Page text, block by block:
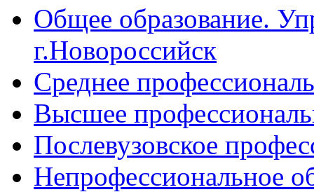
Общее образование.
г.Новороссийск
Среднее
Высшее
Послевузовское
Непрофессиональное